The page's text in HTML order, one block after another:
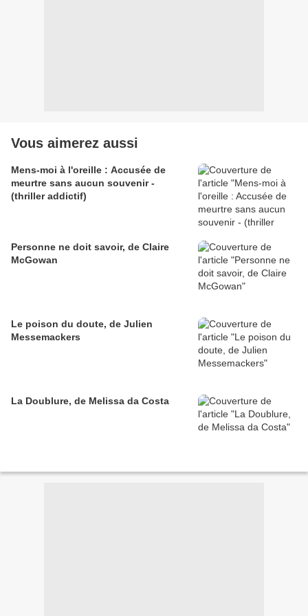
Vous aimerez aussi
Mens-moi à l'oreille : Accusée de
meurtre sans aucun souvenir -
(thriller addictif)
Personne ne doit savoir, de Claire
McGowan
Le poison du doute, de Julien
Messemackers
La Doublure, de Melissa da Costa